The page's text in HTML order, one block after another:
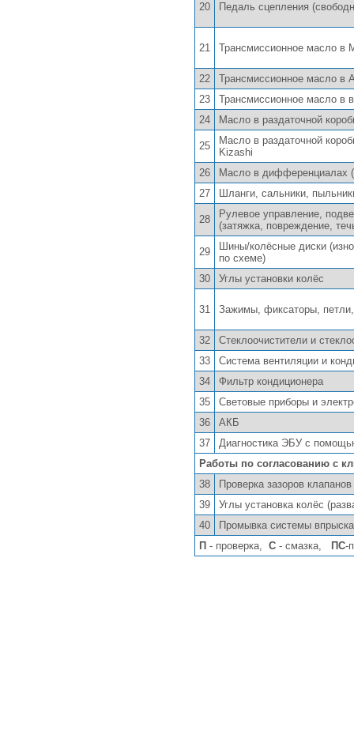
20 Педаль сцепления
21 Трансмиссионное масло в
22
Трансмиссионное масло в
23
Трансмиссионное масло в
24
Масло в раздаточной
25
Масло в раздаточной
Kizashi
26
Масло в дифференциалах
27
Шланги, сальники,
28
Рулевое управление,
(затяжка, повреждение,
29
Шины/колёсные диски
по схеме)
30
Углы установки колёс
31 Зажимы, фиксаторы,
32
Стеклоочистители и
33
Система вентиляции и
34
Фильтр кондиционера
35
Световые приборы и
36
АКБ
37
Диагностика ЭБУ с
Работы по согласованию с
38
Проверка зазоров клапанов
39
Углы установка колёс
40
Промывка системы впрыска
П - проверка, С - смазка, ПС-